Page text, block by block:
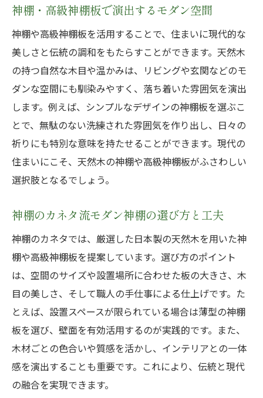
神棚・高級神棚板で演出するモダン空間
神棚や高級神棚板を活用することで、住まいに現代的な
美しさと伝統の調和をもたらすことができます。天然木
の持つ自然な木目や温かみは、リビングや玄関などのモ
ダンな空間にも馴染みやすく、落ち着いた雰囲気を演出
します。例えば、シンプルなデザインの神棚板を選ぶこ
とで、無駄のない洗練された雰囲気を作り出し、日々の
祈りにも特別な意味を持たせることができます。現代の
住まいにこそ、天然木の神棚や高級神棚板がふさわしい
選択肢となるでしょう。
神棚のカネタ流モダン神棚の選び方と工夫
神棚のカネタでは、厳選した日本製の天然木を用いた神
棚や高級神棚板を提案しています。選び方のポイント
は、空間のサイズや設置場所に合わせた板の大きさ、木
目の美しさ、そして職人の手仕事による仕上げです。た
とえば、設置スペースが限られている場合は薄型の神棚
板を選び、壁面を有効活用するのが実践的です。また、
木材ごとの色合いや質感を活かし、インテリアとの一体
感を演出することも重要です。これにより、伝統と現代
の融合を実現できます。